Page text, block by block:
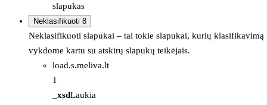
slapukas
Neklasifikuoti 8
Neklasifikuoti slapukai – tai tokie slapukai, kurių klasifikavimą
vykdome kartu su atskirų slapukų teikėjais.
load.s.meliva.lt
1
_xsdLaukia